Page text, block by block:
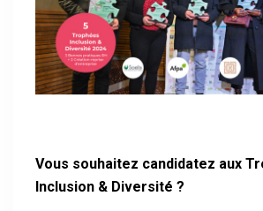
Vous souhaitez candidatez aux
Inclusion & Diversité ?